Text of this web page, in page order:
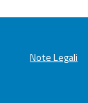
Note Legali